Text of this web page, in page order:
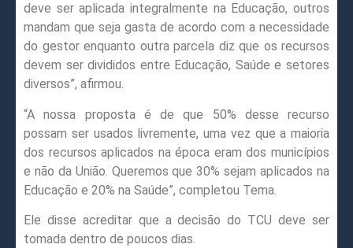
deve ser aplicada integralmente na Educação, outros
mandam que seja gasta de acordo com a necessidade
do gestor enquanto outra parcela diz que os recursos
devem ser divididos entre Educação, Saúde e setores
diversos”, afirmou.
“A nossa proposta é de que 50% desse recurso
possam ser usados livremente, uma vez que a maioria
dos recursos aplicados na época eram dos municípios
e não da União. Queremos que 30% sejam aplicados na
Educação e 20% na Saúde”, completou Tema.
Ele disse acreditar que a decisão do TCU deve ser
tomada dentro de poucos dias.